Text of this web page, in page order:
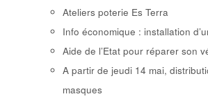
Ateliers poterie Es Terra
Info économique : installation
Aide de l’Etat pour réparer son
A partir de jeudi 14 mai,
masques